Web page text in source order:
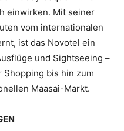
einwirken. Mit seiner
vom internationalen
ist das Novotel ein
und Sightseeing –
Shopping bis hin zum
Maasai-Markt.